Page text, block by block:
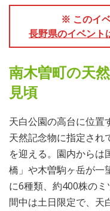
※ このイ
長野県のイベント
南木曽町の天
見頃
天白公園の高台に位置
天然記念物に指定され
を迎える。園内からは
橋」や木曽駒ヶ岳が一
に6種類、約400株の
間中は土日限定で、天